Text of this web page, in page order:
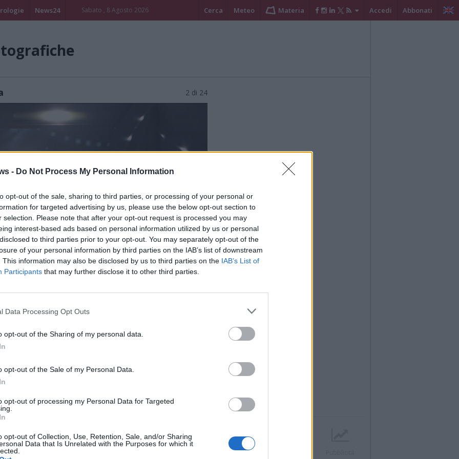
- Do Not Process My Personal Information
opt-out of the sale, sharing to third parties, or processing of your personal or
for targeted advertising by us, please use the below opt-out section to
selection. Please note that after your opt-out request is processed you may
interest-based ads based on personal information utilized by us or personal
to third parties prior to your opt-out. You may separately opt-out of the
of your personal information by third parties on the IAB’s list of downstream
This information may also be disclosed by us to third parties on the IAB’s List of
Participants that may further disclose it to other third parties.
Data Processing Opt Outs
opt-out of the Sharing of my personal data.
opt-out of the Sale of my Personal Data.
opt-out of processing my Personal Data for Targeted
opt-out of Collection, Use, Retention, Sale, and/or Sharing
Data that Is Unrelated with the Purposes for which it
News24 Sabato , 8 Agosto 2026 Cerca Meteo Materia Accedi Abbonati
2 di 24
2 di 24
Registrati Contatti